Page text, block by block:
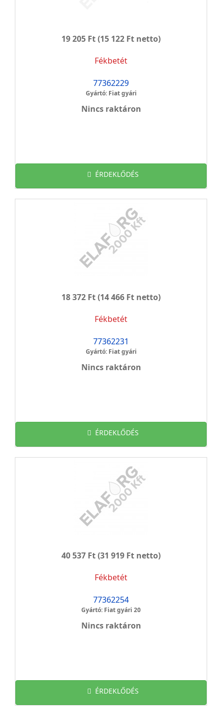
19 205 Ft(15 122 Ft netto)
Fékbetét
77362229
Gyártó: Fiat gyári
Nincs raktáron
ÉRDEKLŐDÉS
18 372 Ft(14 466 Ft netto)
Fékbetét
77362231
Gyártó: Fiat gyári
Nincs raktáron
ÉRDEKLŐDÉS
40 537 Ft(31 919 Ft netto)
Fékbetét
77362254
Gyártó: Fiat gyári 20
Nincs raktáron
ÉRDEKLŐDÉS